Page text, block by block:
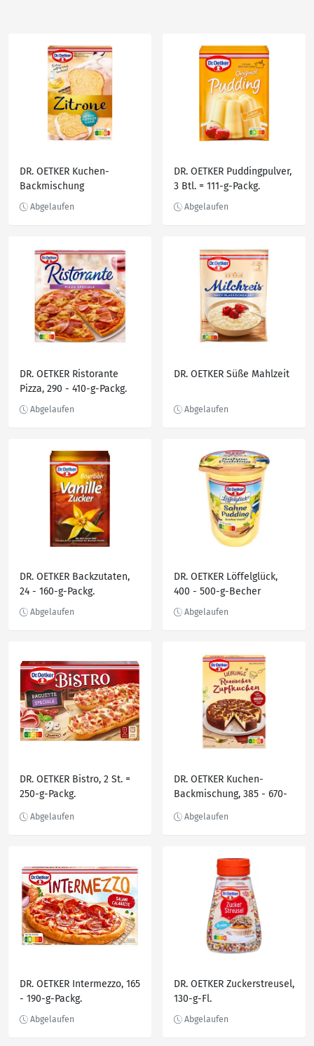
DR. OETKER Kuchen-
Backmischung
DR. OETKER Puddingpulver,
3 Btl. = 111-g-Packg.
DR. OETKER Ristorante
Pizza, 290 - 410-g-Packg.
DR. OETKER Süße Mahlzeit
DR. OETKER Backzutaten,
24 - 160-g-Packg.
DR. OETKER Löffelglück,
400 - 500-g-Becher
DR. OETKER Bistro, 2 St. =
250-g-Packg.
DR. OETKER Kuchen-
Backmischung, 385 - 670-
DR. OETKER Intermezzo, 165
- 190-g-Packg.
DR. OETKER Zuckerstreusel,
130-g-Fl.